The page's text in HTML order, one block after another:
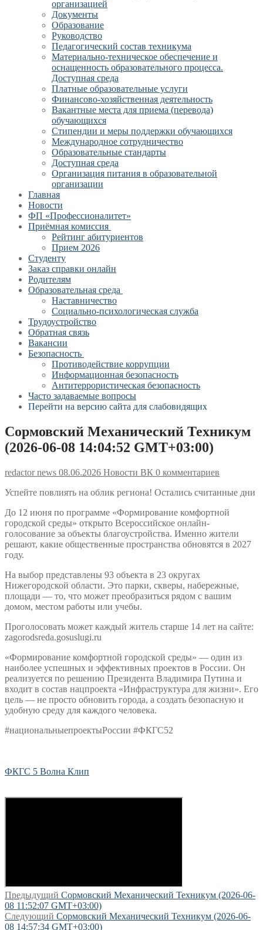
организацией
Документы
Образование
Руководство
Педагогический состав техникума
Материально-техническое обеспечение и
оснащенность образовательного процесса.
Доступная среда
Платные образовательные услуги
Финансово-хозяйственная деятельность
Вакантные места для приема (перевода)
обучающихся
Стипендии и меры поддержки обучающихся
Международное сотрудничество
Образовательные стандарты
Доступная среда
Организация питания в образовательной
организации
Главная
Новости
ФП «Профессионалитет»
Приёмная комиссия
Рейтинг абитуриентов
Прием 2026
Студенту
Заказ справки онлайн
Родителям
Образовательная среда
Наставничество
Социально-психологическая служба
Трудоустройство
Обратная связь
Вакансии
Безопасность
Противодействие коррупции
Информационная безопасность
Антитеррористическая безопасность
Часто задаваемые вопросы
Перейти на версию сайта для слабовидящих
Сормовский Механический Техникум
(2026-06-08 14:04:52 GMT+03:00)
redactor news 08.06.2026 Новости ВК 0 комментариев
Успейте повлиять на облик региона! Остались считанные дни
До 12 июня по программе «Формирование комфортной
городской среды» открыто Всероссийское онлайн-
голосование за объекты благоустройства. Именно жители
решают, какие общественные пространства обновятся в 2027
году.
На выбор представлены 93 объекта в 23 округах
Нижегородской области. Это парки, скверы, набережные,
площади — то, что может преобразиться рядом с вашим
домом, местом работы или учебы.
Проголосовать может каждый житель старше 14 лет на сайте:
zagorodsreda.gosuslugi.ru
«Формирование комфортной городской среды» — один из
наиболее успешных и эффективных проектов в России. Он
реализуется по решению Президента Владимира Путина и
входит в состав нацпроекта «Инфраструктура для жизни». Его
цель — не просто обновить города, а создать безопасную и
удобную среду для каждого человека.
#национальныепроектыРоссии #ФКГС52
ФКГС 5 Волна Клип
Навигация
по
Предыдущий Предыдущая
запись:
Сормовский Механический Техникум (2026-06-
08 11:52:07 GMT+03:00)
Следующий Следующая
запись:
Сормовский Механический Техникум (2026-06-
08 14:57:34 GMT+03:00)